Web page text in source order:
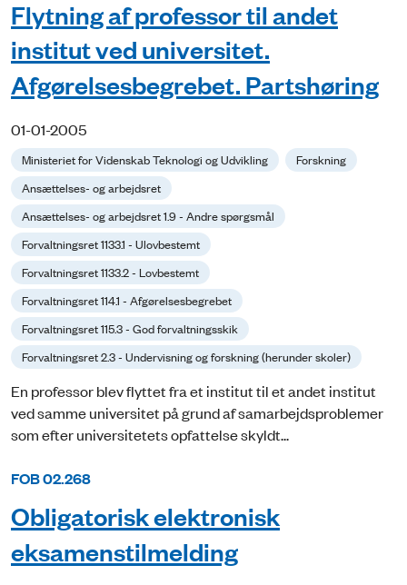
Flytning af professor til andet
institut ved universitet.
Afgørelsesbegrebet. Partshøring
01-01-2005
Ministeriet for Videnskab Teknologi og Udvikling
Forskning
Ansættelses- og arbejdsret
Ansættelses- og arbejdsret 1.9 - Andre spørgsmål
Forvaltningsret 1133.1 - Ulovbestemt
Forvaltningsret 1133.2 - Lovbestemt
Forvaltningsret 114.1 - Afgørelsesbegrebet
Forvaltningsret 115.3 - God forvaltningsskik
Forvaltningsret 2.3 - Undervisning og forskning (herunder skoler)
En professor blev flyttet fra et institut til et andet institut
ved samme universitet på grund af samarbejdsproblemer
som efter universitetets opfattelse skyldt...
FOB 02.268
Obligatorisk elektronisk
eksamenstilmelding